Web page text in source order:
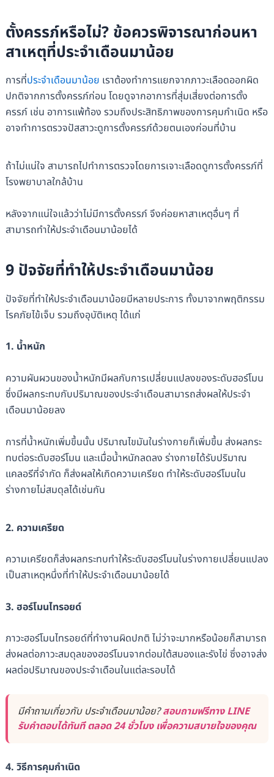
ตั้งครรภ์หรือไม่? ข้อควรพิจารณาก่อนหา
สาเหตุที่ประจำเดือนมาน้อย
การที่ประจำเดือนมาน้อย เราต้องทำการแยกจากภาวะเลือดออกผิด
ปกติจากการตั้งครรภ์ก่อน โดยดูจากอาการที่สุ่มเสี่ยงต่อการตั้ง
ครรภ์ เช่น อาการแพ้ท้อง รวมถึงประสิทธิภาพของการคุมกำเนิด หรือ
อาจทำการตรวจปัสสาวะดูการตั้งครรภ์ด้วยตนเองก่อนที่บ้าน
ถ้าไม่แน่ใจ สามารถไปทำการตรวจโดยการเจาะเลือดดูการตั้งครรภ์ที่
โรงพยาบาลใกล้บ้าน
หลังจากแน่ใจแล้วว่าไม่มีการตั้งครรภ์ จึงค่อยหาสาเหตุอื่นๆ ที่
สามารถทำให้ประจำเดือนมาน้อยได้
9 ปัจจัยที่ทำให้ประจำเดือนมาน้อย
ปัจจัยที่ทำให้ประจำเดือนมาน้อยมีหลายประการ ทั้งมาจากพฤติกรรม
โรคภัยไข้เจ็บ รวมถึงอุบัติเหตุ ได้แก่
1. น้ำหนัก
ความผันผวนของน้ำหนักมีผลกับการเปลี่ยนแปลงของระดับฮอร์โมน
ซึ่งมีผลกระทบกับปริมาณของประจำเดือนสามารถส่งผลให้ประจำ
เดือนมาน้อยลง
การที่น้ำหนักเพิ่มขึ้นนั้น ปริมาณไขมันในร่างกายก็เพิ่มขึ้น ส่งผลกระ
ทบต่อระดับฮอร์โมน และเมื่อน้ำหนักลดลง ร่างกายได้รับปริมาณ
แคลอรีที่จำกัด ก็ส่งผลให้เกิดความเครียด ทำให้ระดับฮอร์โมนใน
ร่างกายไม่สมดุลได้เช่นกัน
2. ความเครียด
ความเครียดก็ส่งผลกระทบทำให้ระดับฮอร์โมนในร่างกายเปลี่ยนแปลง
เป็นสาเหตุหนึ่งที่ทำให้ประจำเดือนมาน้อยได้
3. ฮอร์โมนไทรอยด์
ภาวะฮอร์โมนไทรอยด์ที่ทำงานผิดปกติ ไม่ว่าจะมากหรือน้อยก็สามารถ
ส่งผลต่อภาวะสมดุลของฮอร์โมนจากต่อมใต้สมองและรังไข่ ซึ่งอาจส่ง
ผลต่อปริมาณของประจำเดือนในแต่ละรอบได้
มีคำถามเกี่ยวกับ ประจำเดือนมาน้อย?สอบถามฟรีทาง LINE
รับคำตอบได้ทันที ตลอด 24 ชั่วโมง เพื่อความสบายใจของคุณ
4. วิธีการคุมกำเนิด